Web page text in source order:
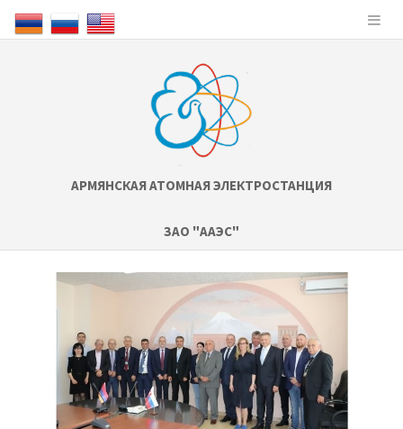
АРМЯНСКАЯ АТОМНАЯ ЭЛЕКТРОСТАНЦИЯ
ЗАО "ААЭС"